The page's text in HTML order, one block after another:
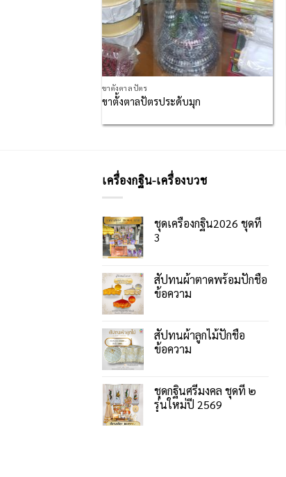
ขาตั้งตาลปัตร
ขาตั้งตาลปัตรประดับมุก
เครื่องกฐิน-เครื่องบวช
ชุดเครื่องกฐิน2026 ชุดที่
3
สัปทนผ้าตาดพร้อมปักชื่อ
ข้อความ
สัปทนผ้าลูกไม้ปักชื่อ
ข้อความ
ชุดกฐินศรีมงคล ชุดที่ ๒
รุ่นใหม่ปี 2569